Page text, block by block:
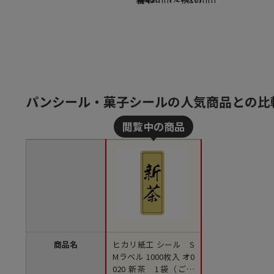
パンシール・菓子シールの人気商品との比
商品名
ヒカリ紙工 シール S
Mラベル 1000枚入 オ0
020 新茶 1袋（ご注